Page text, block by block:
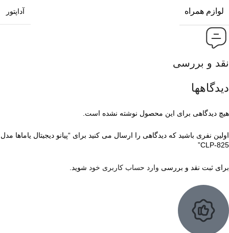
لوازم همراه آداپتور
نقد و بررسی
دیدگاهها
هیچ دیدگاهی برای این محصول نوشته نشده است.
اولین نفری باشید که دیدگاهی را ارسال می کنید برای “پیانو دیجیتال یاماها مدل
CLP-825”
برای ثبت نقد و بررسی وارد حساب کاربری خود شوید.